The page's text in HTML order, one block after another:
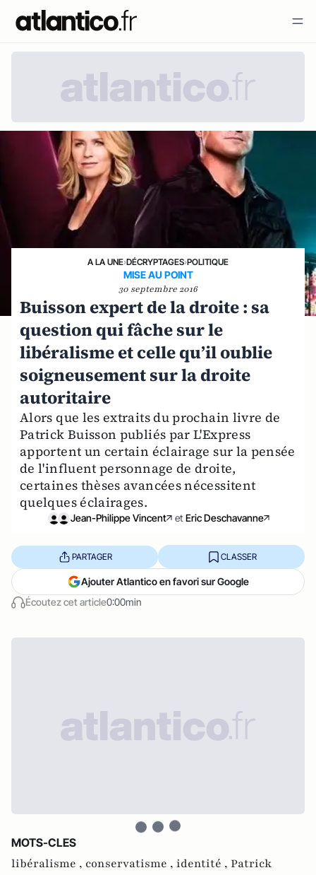
A LA UNE›DÉCRYPTAGES›POLITIQUE
MISE AU POINT
30 septembre 2016
Buisson expert de la droite : sa
question qui fâche sur le
libéralisme et celle qu’il oublie
soigneusement sur la droite
autoritaire
Alors que les extraits du prochain livre de
Patrick Buisson publiés par L'Express
apportent un certain éclairage sur la pensée
de l'influent personnage de droite,
certaines thèses avancées nécessitent
quelques éclairages.
Jean-Philippe Vincent et Eric Deschavanne
Écoutez cet article0:00min
PARTAGER CLASSER
Ajouter Atlantico en favori sur Google
MOTS-CLES
libéralisme , conservatisme , identité , Patrick